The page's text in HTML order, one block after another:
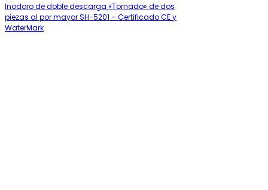
Inodoro de doble descarga «Tornado» de dos
piezas al por mayor SH-5201 – Certificado CE y
WaterMark